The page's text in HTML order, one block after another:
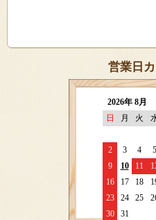
営業日
2026年 8月
日
月 火
2
3 4 5
9
10 11
16
17 18
23
24 25
30
31